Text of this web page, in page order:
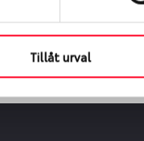
Tillåt urval